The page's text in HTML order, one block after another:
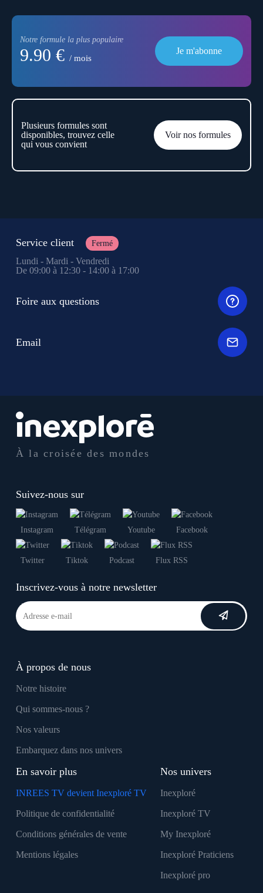
Notre formule la plus populaire
9.90 € / mois
Je m'abonne
Plusieurs formules sont
disponibles, trouvez celle
qui vous convient
Voir nos formules
À la croisée des mondes
Suivez-nous sur
Instagram Télégram Youtube Facebook
Twitter Tiktok Podcast Flux RSS
Inscrivez-vous à notre newsletter
À propos de nous
Notre histoire
Qui sommes-nous ?
Nos valeurs
Embarquez dans nos univers
En savoir plus
INREES TV devient Inexploré TV
Politique de confidentialité
Conditions générales de vente
Mentions légales
Nos univers
Inexploré
Inexploré TV
My Inexploré
Inexploré Praticiens
Inexploré pro
Service client Fermé
Lundi - Mardi - Vendredi
De 09:00 à 12:30 - 14:00 à 17:00
Foire aux questions
Email